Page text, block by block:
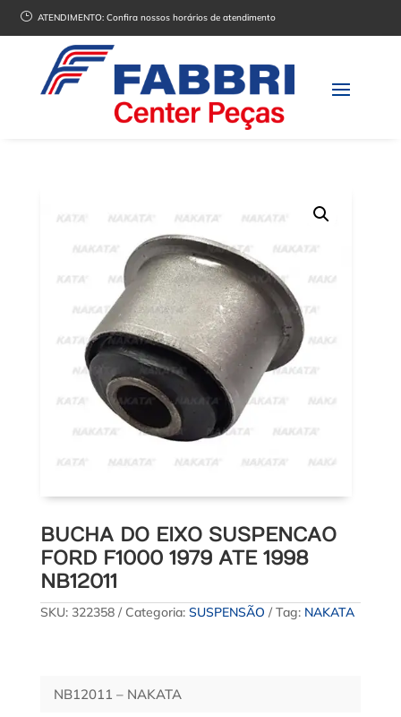
} ATENDIMENTO:Confira nossos horários de atendimento
BUCHA DO EIXO SUSPENCAO
FORD F1000 1979 ATE 1998
NB12011
SKU: 322358 Categoria: SUSPENSÃO Tag: NAKATA
NB12011 – NAKATA